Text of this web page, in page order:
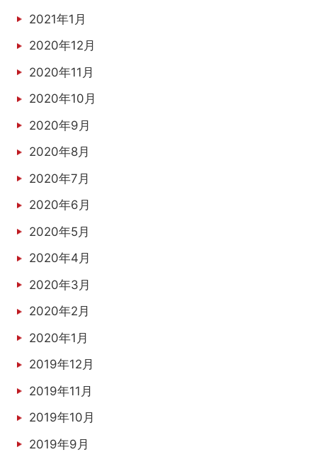
2021年1月
2020年12月
2020年11月
2020年10月
2020年9月
2020年8月
2020年7月
2020年6月
2020年5月
2020年4月
2020年3月
2020年2月
2020年1月
2019年12月
2019年11月
2019年10月
2019年9月